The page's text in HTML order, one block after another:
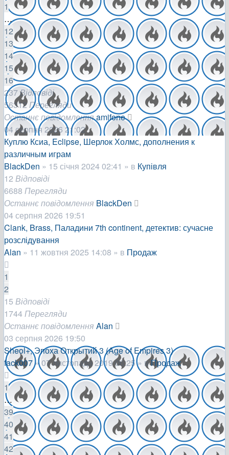
1
…
12
13
14
15
16
237Відповіді
56312Перегляди
Останнє повідомленняamifone
04 серпня 2026 21:02
Куплю Ксиа, Eclipse, Шерлок Холмс, дополнения к
различным играм
BlackDen » 15 січня 2024 02:41 » в Купівля
12 Відповіді
6688 Перегляди
Останнє повідомлення BlackDen
04 серпня 2026 19:51
Clank, Brass, Паладини 7th continent, детектив: сучасне
розслідування
Alan » 11 жовтня 2025 14:08 » в Продаж
1
2
15 Відповіді
1744Перегляди
Останнє повідомлення Alan
03 серпня 2026 19:50
Sheol+, Эпоха Открытий 3 (Age of Empires 3)
fack007»07 листопада 2019 06:25» вПродаж
1
…
39
40
41
42